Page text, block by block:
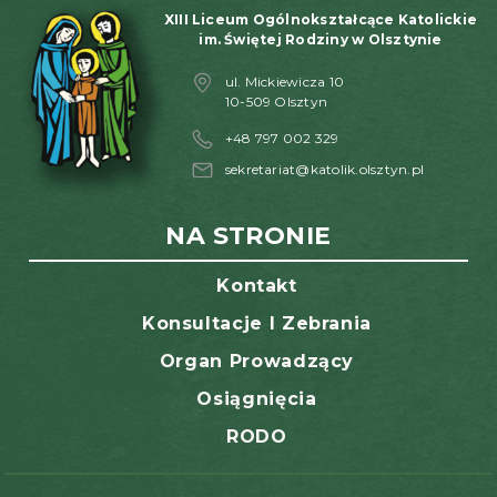
XIII Liceum Ogólnokształcące Katolickie
im. Świętej Rodziny w Olsztynie
ul. Mickiewicza 10
10-509 Olsztyn
+48 797 002 329
sekretariat@katolik.olsztyn.pl
NA STRONIE
Kontakt
Konsultacje I Zebrania
Organ Prowadzący
Osiągnięcia
RODO